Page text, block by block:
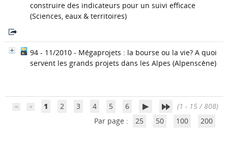
construire des indicateurs pour un suivi efficace
(Sciences, eaux & territoires)
94 - 11/2010 - Mégaprojets : la bourse ou la vie? A quoi
servent les grands projets dans les Alpes (Alpenscène)
1 2 3 4 5 6
(1 - 15 / 808)
Par page :
25 50 100 200